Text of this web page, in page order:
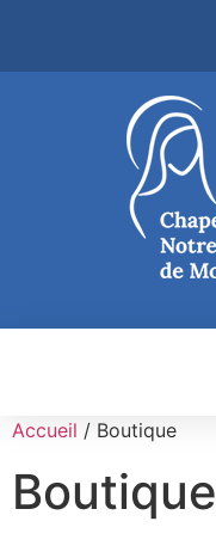
Accueil / Boutique
Boutique